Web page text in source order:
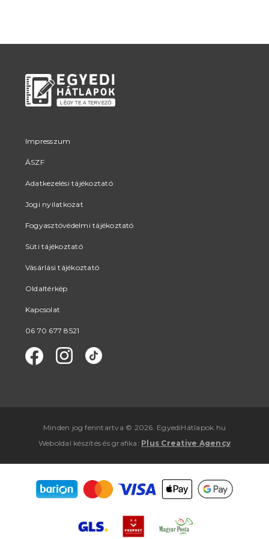
Impresszum
ÁSZF
Adatkezelési tájékoztató
Jogi nyilatkozat
Fogyasztóvédelmi tájékoztató
Süti tájékoztató
Vásárlási tájékoztató
Oldaltérkép
Kapcsolat
06 70 677 8521
Minden jog fenntartva © 2026. EgyediHátlapok.hu
Weboldal készítés ésgrafika : Plus Creative Agency